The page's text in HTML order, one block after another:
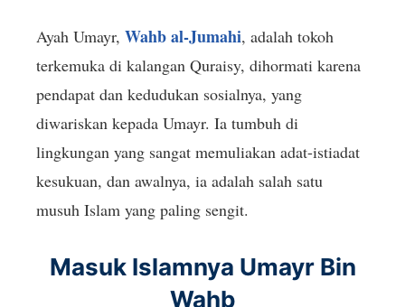
Ayah Umayr, Wahb al-Jumahi, adalah tokoh
terkemuka di kalangan Quraisy, dihormati karena
pendapat dan kedudukan sosialnya, yang
diwariskan kepada Umayr. Ia tumbuh di
lingkungan yang sangat memuliakan adat-istiadat
kesukuan, dan awalnya, ia adalah salah satu
musuh Islam yang paling sengit.
Masuk Islamnya Umayr Bin
Wahb